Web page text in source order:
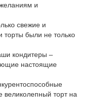
и
свежие и
торты были не только
кондитеры –
настоящие
великолепный торт на